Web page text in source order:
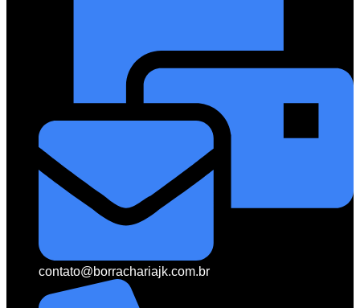
contato@borrachariajk.com.br